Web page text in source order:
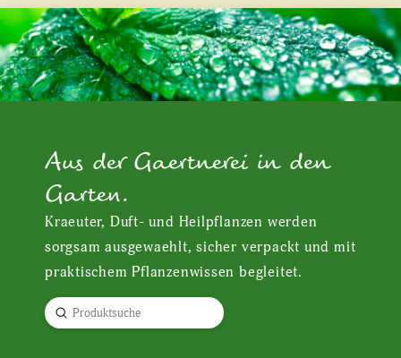
Aus der Gaertnerei in den
Garten.
Kraeuter, Duft- und Heilpflanzen werden
sorgsam ausgewaehlt, sicher verpackt und mit
praktischem Pflanzenwissen begleitet.
Search
Submit